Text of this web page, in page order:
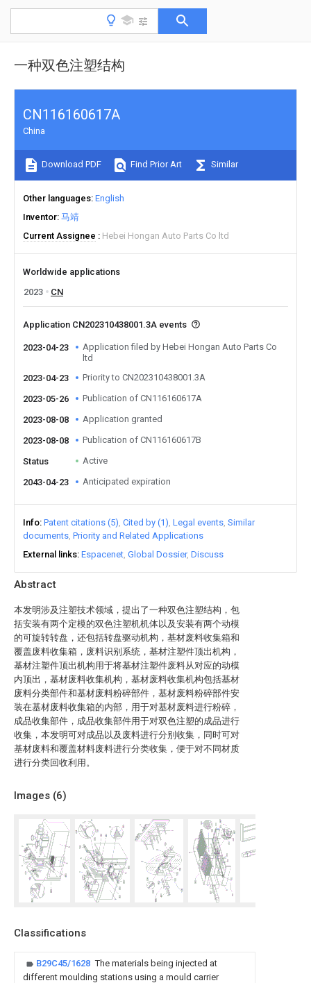
一种双色注塑结构
Abstract
本发明涉及注塑技术领域，提出了一种双色注塑结构，包
括安装有两个定模的双色注塑机机体以及安装有两个动模
的可旋转转盘，还包括转盘驱动机构，基材废料收集箱和
覆盖废料收集箱，废料识别系统，基材注塑件顶出机构，
基材注塑件顶出机构用于将基材注塑件废料从对应的动模
内顶出，基材废料收集机构，基材废料收集机构包括基材
废料分类部件和基材废料粉碎部件，基材废料粉碎部件安
装在基材废料收集箱的内部，用于对基材废料进行粉碎，
成品收集部件，成品收集部件用于对双色注塑的成品进行
收集，本发明可对成品以及废料进行分别收集，同时可对
基材废料和覆盖材料废料进行分类收集，便于对不同材质
进行分类回收利用。
Images (6)
Classifications
B29C45/1628 The materials being injected at
different moulding stations using a mould carrier
CN116160617A
China
Download PDF Find Prior Art Similar
Other languages English
Inventor 马靖
Current Assignee
Hebei Hongan Auto Parts Co ltd
Worldwide applications
2023
CN
Application CN202310438001.3A events
2023-04-23
Application filed by Hebei Hongan Auto Parts Co
ltd
2023-04-23
Priority to CN202310438001.3A
2023-05-26 Publication of CN116160617A
2023-08-08 Application granted
2023-08-08 Publication of CN116160617B
Status Active
2043-04-23 Anticipated expiration
Info Patent citations (5) Cited by (1) Legal events Similar
documents Priority and Related Applications
External links Espacenet Global Dossier Discuss